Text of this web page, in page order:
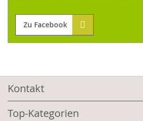
Zu Facebook
Kontakt
Top-Kategorien